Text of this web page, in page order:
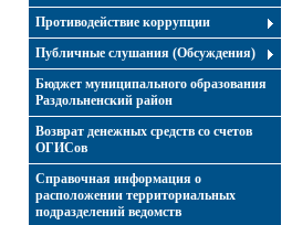
Противодействие коррупции
Публичные слушания (Обсуждения)
Бюджет муниципального образования
Раздольненский район
Возврат денежных средств со счетов
ОГИСов
Справочная информация о
расположении территориальных
подразделений ведомств